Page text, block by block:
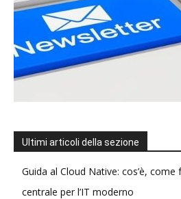
Ultimi articoli della sezione
Guida al Cloud Native: cos’è,
centrale per l’IT moderno